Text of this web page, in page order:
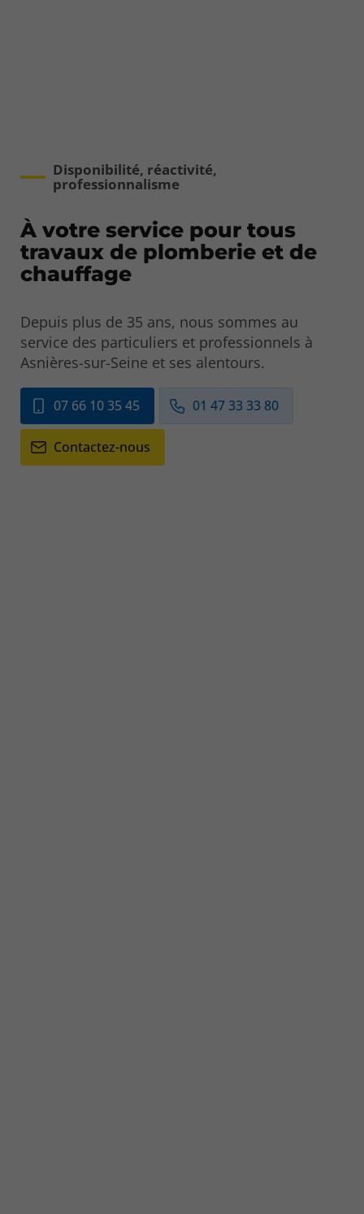
Disponibilité, réactivité,
professionnalisme
À votre service pour tous
travaux de plomberie et de
chauffage
Depuis plus de 35 ans, nous sommes au
service des particuliers et professionnels à
Asnières-sur-Seine et ses alentours.
07 66 10 35 45 01 47 33 33 80
Contactez-nous